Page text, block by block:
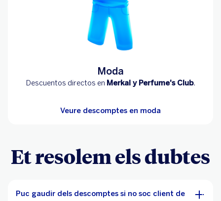
Moda
Descuentos directos en Merkal y Perfume's Club.
Veure descomptes en moda
Et resolem els dubtes
Puc gaudir dels descomptes si no soc client de